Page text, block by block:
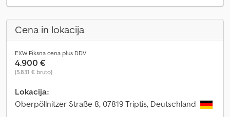
Cena in lokacija
EXW Fiksna cena plus DDV
4.900 €
(5.831 € bruto)
Lokacija:
Oberpöllnitzer Straße 8, 07819 Triptis, Deutschland